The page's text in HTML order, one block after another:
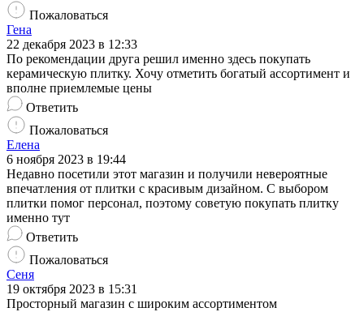
Пожаловаться
Гена
22 декабря 2023 в 12:33
По рекомендации друга решил именно здесь покупать
керамическую плитку. Хочу отметить богатый ассортимент и
вполне приемлемые цены
Ответить
Пожаловаться
Елена
6 ноября 2023 в 19:44
Недавно посетили этот магазин и получили невероятные
впечатления от плитки с красивым дизайном. С выбором
плитки помог персонал, поэтому советую покупать плитку
именно тут
Ответить
Пожаловаться
Сеня
19 октября 2023 в 15:31
Просторный магазин с широким ассортиментом